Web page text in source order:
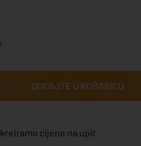
DODAJTE U KOŠARICU
cijene na upit